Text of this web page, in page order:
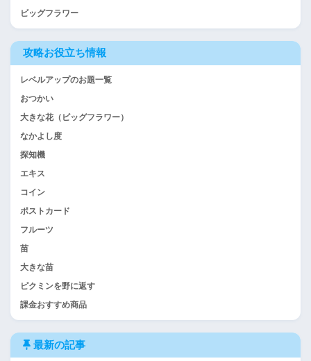
ビッグフラワー
攻略お役立ち情報
レベルアップのお題一覧
おつかい
大きな花（ビッグフラワー）
なかよし度
探知機
エキス
コイン
ポストカード
フルーツ
苗
大きな苗
ピクミンを野に返す
課金おすすめ商品
最新の記事